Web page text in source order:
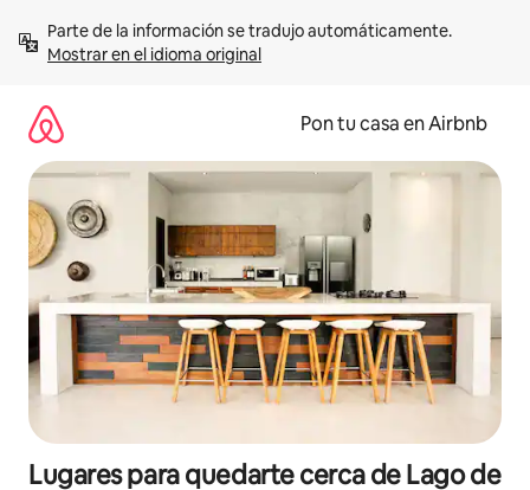
contenidoMostrar en el idioma original
Pon tu casa en Airbnb
Lugares para quedarte cerca de Lago de